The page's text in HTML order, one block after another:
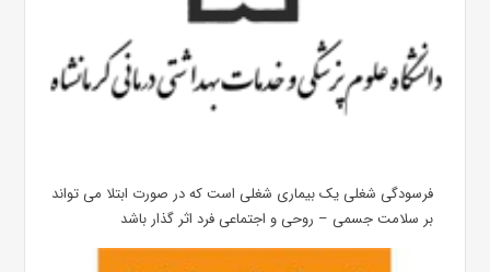
فرسودگی شغلی یک بیماری شغلی است که در صورت ابتلا می تواند
بر سلامت جسمی – روحی و اجتماعی فرد اثر گذار باشد